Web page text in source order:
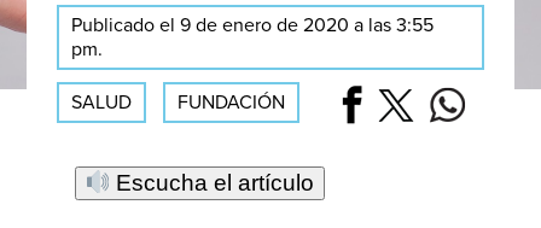
Publicado el 9 de enero de 2020 a las 3:55
pm.
SALUD FUNDACIÓN
Escucha el artículo